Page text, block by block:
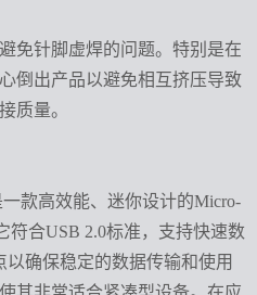
免针脚虚焊的问题。特别是在
倒出产品以避免相互挤压导致
质量。
款高效能、迷你设计的Micro-
符合USB 2.0标准，支持快速数
确保稳定的数据传输和使用